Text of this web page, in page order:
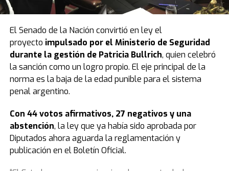
El Senado de la Nación convirtió en ley el
proyecto impulsado por el Ministerio de Seguridad
durante la gestión de Patricia Bullrich, quien celebró
la sanción como un logro propio. El eje principal de la
norma es la baja de la edad punible para el sistema
penal argentino.
Con 44 votos afirmativos, 27 negativos y una
abstención, la ley que ya había sido aprobada por
Diputados ahora aguarda la reglamentación y
publicación en el Boletín Oficial.